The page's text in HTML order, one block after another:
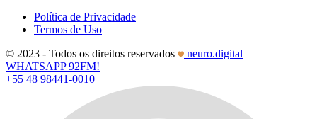
Política de Privacidade
Termos de Uso
© 2023 - Todos os direitos reservados
neuro.digital
WHATSAPP 92FM!
+55 48 98441-0010